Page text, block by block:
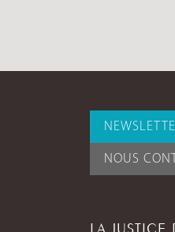
NOUS
LA JUSTICE